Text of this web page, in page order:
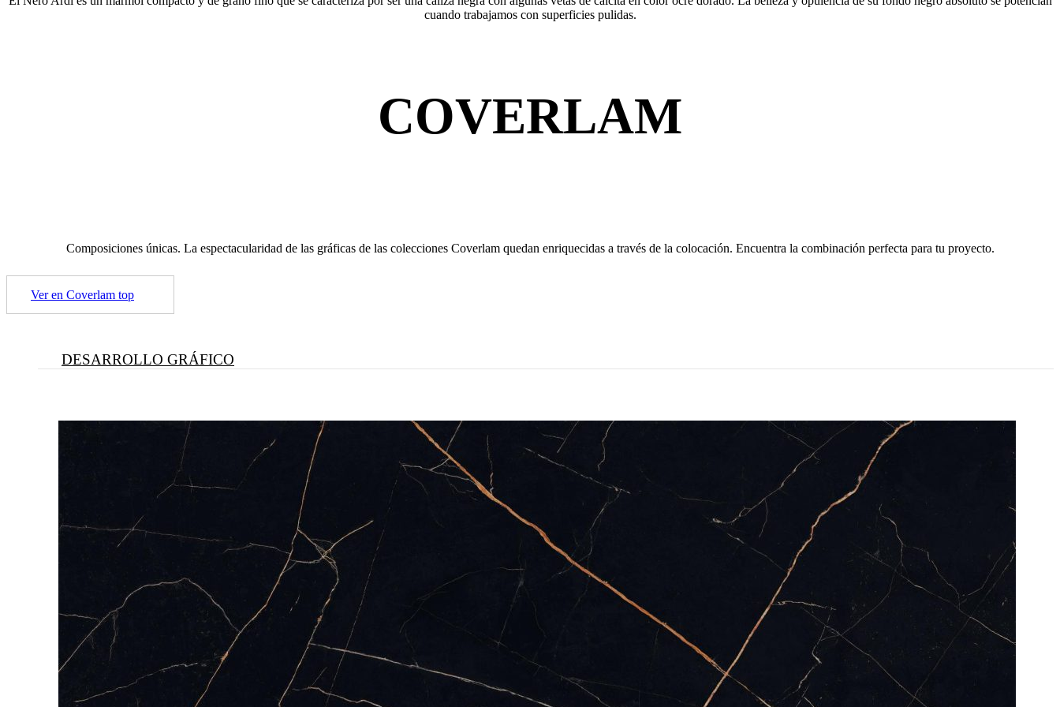
cuando trabajamos con superficies pulidas.
COVERLAM
Composiciones únicas. La espectacularidad de las gráficas de las colecciones Coverlam quedan enriquecidas a través de la colocación. Encuentra la combinación perfecta para tu proyecto.
Ver en Coverlam top
DESARROLLO GRÁFICO